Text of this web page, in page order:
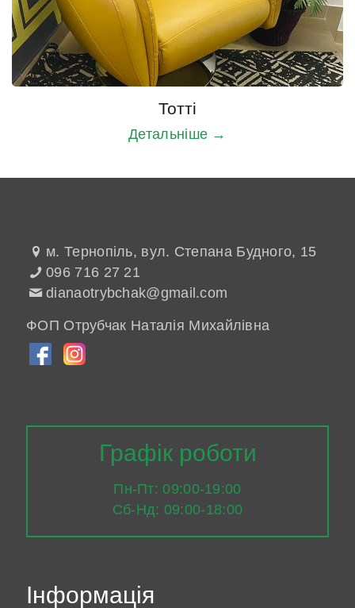
Тотті
Детальніше →
м. Тернопіль, вул. Степана Будного, 15
096 716 27 21
dianaotrybchak@gmail.com
ФОП Отрубчак Наталія Михайлівна
Графік роботи
Пн-Пт: 09:00-19:00
Сб-Нд: 09:00-18:00
Інформація